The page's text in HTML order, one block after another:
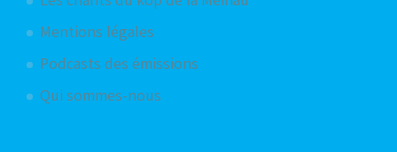
Mentions légales
Podcasts des émissions
Qui sommes-nous